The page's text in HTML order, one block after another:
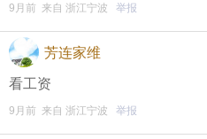
9月前 来自 浙江宁波 举报
芳连家维
看工资
9月前 来自 浙江宁波 举报